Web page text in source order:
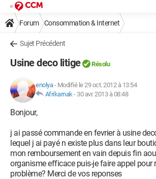
Forum Consommation & Internet
Sujet Précédent
Usine deco litige Résolu
enolya- Modifié le 29 oct. 2012 à 13:54
Afrikarnak- 30 avr. 2013 à 08:48
Bonjour,
j ai passé commande en fevrier à usine
lequel j ai payé n existe plus dans leur
mon remboursement en vain depuis fin
organisme efficace puis-je faire appel pour
problème? Merci de vos reponses